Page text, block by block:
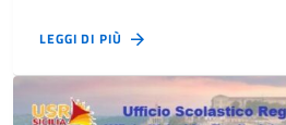
LEGGI DI PIÙ